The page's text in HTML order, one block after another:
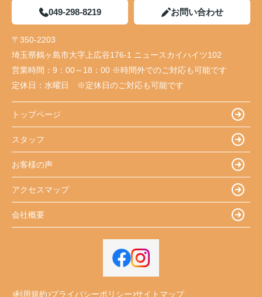
049-298-8219 お問い合わせ
〒350-2203
埼玉県鶴ヶ島市大字上広谷176-1 ニュースカイハイツ102
営業時間： 9：00～18：00 ※時間外でのご対応も可能です
定休日： 水曜日 ※定休日のご対応も可能です
トップページ
スタッフ
お客様の声
アクセスマップ
会社概要
利用規約 プライバシーポリシー サイトマップ